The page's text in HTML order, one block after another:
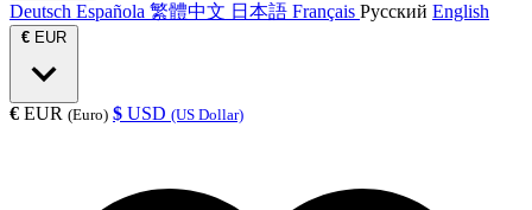
Deutsch Española 繁體中文 日本語 Français Русский English
€ EUR
€ EUR (Euro) $ USD (US Dollar)